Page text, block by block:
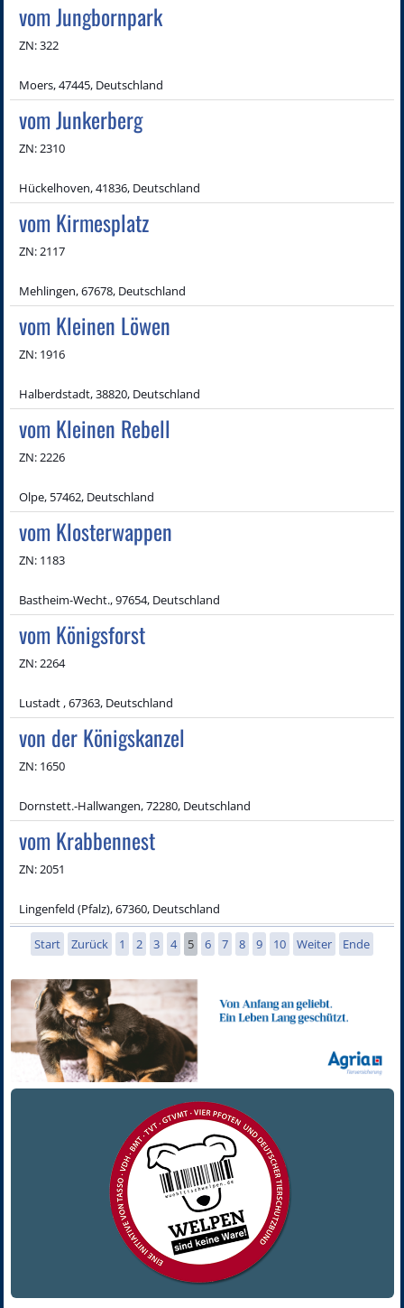
vom Jungbornpark
ZN: 322
Moers, 47445, Deutschland
vom Junkerberg
ZN: 2310
Hückelhoven, 41836, Deutschland
vom Kirmesplatz
ZN: 2117
Mehlingen, 67678, Deutschland
vom Kleinen Löwen
ZN: 1916
Halberdstadt, 38820, Deutschland
vom Kleinen Rebell
ZN: 2226
Olpe, 57462, Deutschland
vom Klosterwappen
ZN: 1183
Bastheim-Wecht., 97654, Deutschland
vom Königsforst
ZN: 2264
Lustadt , 67363, Deutschland
von der Königskanzel
ZN: 1650
Dornstett.-Hallwangen, 72280, Deutschland
vom Krabbennest
ZN: 2051
Lingenfeld (Pfalz), 67360, Deutschland
Start Zurück 1 2 3 4 5 6 7 8 9 10 Weiter Ende